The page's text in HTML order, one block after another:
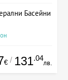
Басейни
€ / 131.04
лв.